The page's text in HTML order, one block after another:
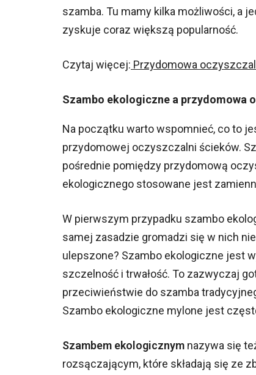
szamba. Tu mamy kilka możliwości, a
zyskuje coraz większą popularność.
Czytaj więcej: Przydomowa
Szambo ekologiczne a przydomowa
Na początku warto wspomnieć, co to
przydomowej oczyszczalni ścieków.
pośrednie pomiędzy przydomową
ekologicznego stosowane jest
W pierwszym przypadku szambo
samej zasadzie gromadzi się w nich
ulepszone? Szambo ekologiczne jest
szczelność i trwałość. To zazwyczaj
przeciwieństwie do szamba
Szambo ekologiczne mylone jest
Szambem ekologicznym nazywa się
rozsączającym, które składają się ze